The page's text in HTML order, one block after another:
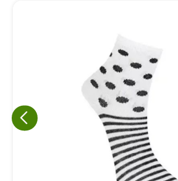
Eu concordo em receber
A nossa empresa está comprometida a
sua privacidade, utilizaremos seus dados
de marketing. Você pode alterar suas
qualquer momento.
Iniciar conversa